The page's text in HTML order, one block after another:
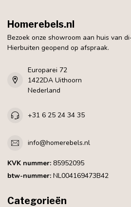
Homerebels.nl
Bezoek onze showroom aan huis van
Hierbuiten geopend op afspraak.
Europarei 72
1422DA Uithoorn
Nederland
+31 6 25 24 34 35
info@homerebels.nl
KVK nummer: 85952095
btw-nummer: NL004169473B42
Categorieën